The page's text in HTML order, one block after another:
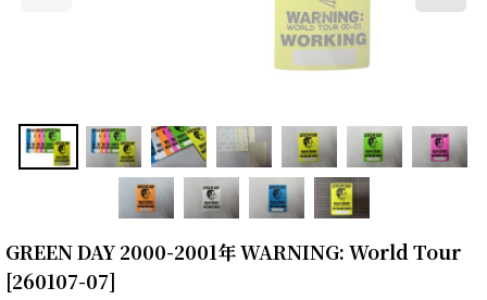
GREEN DAY 2000-2001年 WARNING: World Tour
[260107-07]